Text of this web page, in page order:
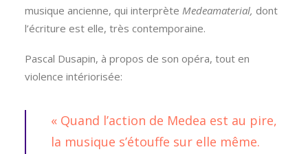
musique ancienne, qui interprète Medeamaterial, dont
l’écriture est elle, très contemporaine.
Pascal Dusapin, à propos de son opéra, tout en
violence intériorisée:
« Quand l’action de Medea est au pire,
la musique s’étouffe sur elle même.